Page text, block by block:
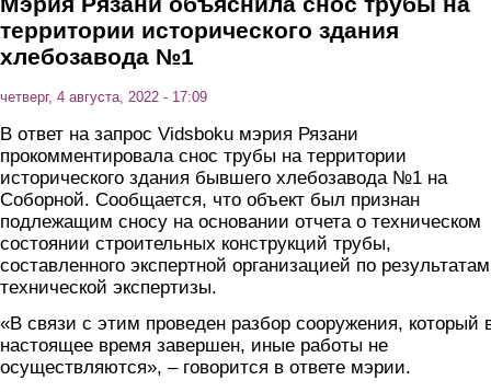
территории исторического здания
хлебозавода №1
четверг, 4 августа, 2022 - 17:09
В ответ на запрос Vidsboku мэрия Рязани
прокомментировала снос трубы на территории
исторического здания бывшего хлебозавода №1 на
Соборной. Сообщается, что объект был признан
подлежащим сносу на основании отчета о техническом
состоянии строительных конструкций трубы,
составленного экспертной организацией по результатам
технической экспертизы.
«В связи с этим проведен разбор сооружения, который
настоящее время завершен, иные работы не
осуществляются», – говорится в ответе мэрии.